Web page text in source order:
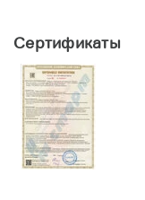
Сертификаты